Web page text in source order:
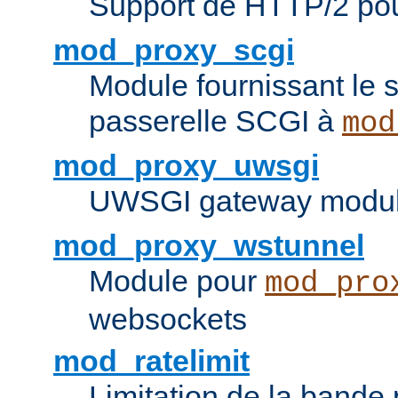
mod_proxy_scgi
Module fournissant le
passerelle SCGI à
mod_proxy_uwsgi
UWSGI gateway
mod_proxy_wstunnel
Module pour
websockets
mod_ratelimit